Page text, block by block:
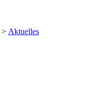
> Aktuelles